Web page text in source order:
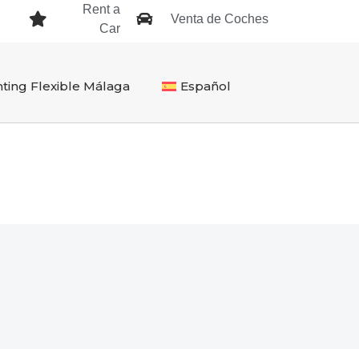
Rent a
Car
Venta de Coches
Flexible Málaga Español